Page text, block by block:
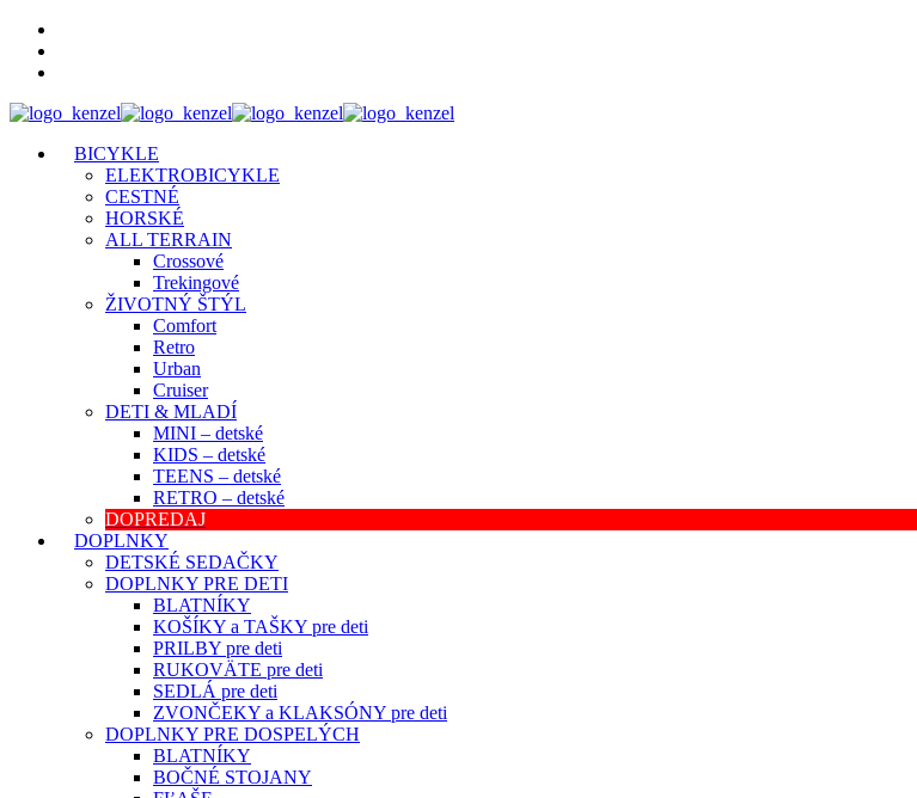
BICYKLE
ELEKTROBICYKLE
CESTNÉ
HORSKÉ
ALL TERRAIN
Crossové
Trekingové
ŽIVOTNÝ ŠTÝL
Comfort
Retro
Urban
Cruiser
DETI & MLADÍ
MINI – detské
KIDS – detské
TEENS – detské
RETRO – detské
DOPREDAJ
DOPLNKY
DETSKÉ SEDAČKY
DOPLNKY PRE DETI
BLATNÍKY
KOŠÍKY a TAŠKY pre deti
PRILBY pre deti
RUKOVÄTE pre deti
SEDLÁ pre deti
ZVONČEKY a KLAKSÓNY pre deti
DOPLNKY PRE DOSPELÝCH
BLATNÍKY
BOČNÉ STOJANY